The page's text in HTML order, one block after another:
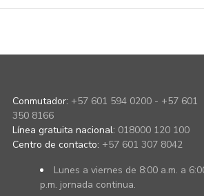
Conmutador: +57 601 594 0200 - +57 601
350 8166
Línea gratuita nacional: 018000 120 100
Centro de contacto: +57 601 307 8042
Lunes a viernes de 8:00 a.m. a
p.m. jornada continua.